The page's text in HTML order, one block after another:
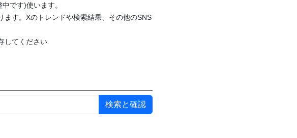
です)使います。
す。Xのトレンドや検索結果、その他のSNS
してください